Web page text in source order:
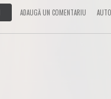
ADAUGĂ UN COMENTARIU